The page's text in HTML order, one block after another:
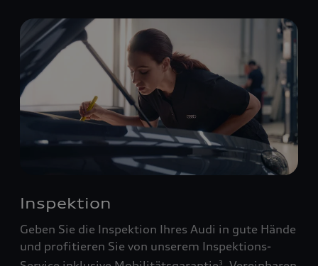
Inspektion
Geben Sie die Inspektion Ihres Audi in gute Hände
und profitieren Sie von unserem Inspektions-
3